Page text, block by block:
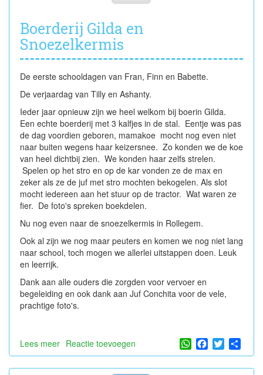
Boerderij Gilda en
Snoezelkermis
De eerste schooldagen van Fran, Finn en Babette.
De verjaardag van Tilly en Ashanty.
Ieder jaar opnieuw zijn we heel welkom bij boerin Gilda.
Een echte boerderij met 3 kalfjes in de stal. Eentje was pas
de dag voordien geboren, mamakoe mocht nog even niet
naar buiten wegens haar keizersnee. Zo konden we de koe
van heel dichtbij zien. We konden haar zelfs strelen.
Spelen op het stro en op de kar vonden ze de max en
zeker als ze de juf met stro mochten bekogelen. Als slot
mocht iedereen aan het stuur op de tractor. Wat waren ze
fier. De foto's spreken boekdelen.
Nu nog even naar de snoezelkermis in Rollegem.
Ook al zijn we nog maar peuters en komen we nog niet lang
naar school, toch mogen we allerlei uitstappen doen. Leuk
en leerrijk.
Dank aan alle ouders die zorgden voor vervoer en
begeleiding en ook dank aan Juf Conchita voor de vele,
prachtige foto's.
Lees meer over
Boerderij
Gilda
Reactie toevoegen WhatsApp
Facebook
Twitter